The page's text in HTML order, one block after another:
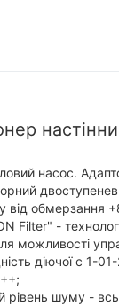
насос.
від обмерзання
Filter" -
можливості
діючої c 1-
рівень шуму -